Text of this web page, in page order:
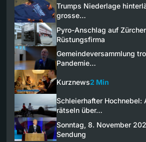
Trumps Niederlage
grosse…
Pyro-Anschlag auf Zürcher
Rüstungsfirma
Gemeindeversammlung
Pandemie…
Kurznews2 Min
Schleierhafter Hochnebel:
rätseln über…
Sonntag, 8. November
Sendung